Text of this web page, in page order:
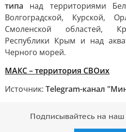
типа над территориями
Волгоградской, Курской,
Смоленской областей,
Республики Крым и над
Черного морей.
MAКС – территория СВОих
Источник: Telegram-канал
Подписывайтесь на